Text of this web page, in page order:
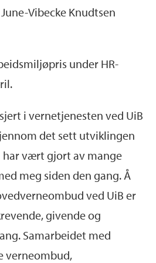
Vibecke Knudtsen
under HR-
i vernetjenesten ved UiB
det sett utviklingen
har vært gjort av mange
meg siden den gang. Å
ved UiB er
givende og
Samarbeidet med
verneombud,